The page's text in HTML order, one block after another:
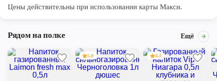
Цены действительны при использовании карты Макси.
Рядом на полке Ещё
5.0 4.3